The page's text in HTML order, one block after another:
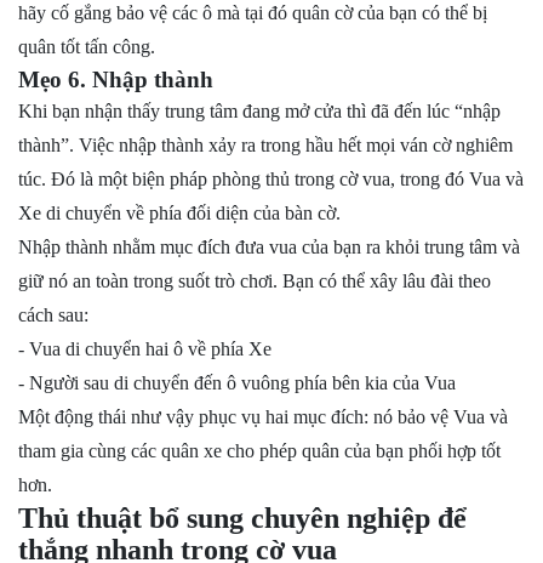
hãy cố gắng bảo vệ các ô mà tại đó quân cờ của bạn có thể bị
quân tốt tấn công.
Mẹo 6. Nhập thành
Khi bạn nhận thấy trung tâm đang mở cửa thì đã đến lúc “nhập
thành”. Việc nhập thành xảy ra trong hầu hết mọi ván cờ nghiêm
túc. Đó là một biện pháp phòng thủ trong cờ vua, trong đó Vua và
Xe di chuyển về phía đối diện của bàn cờ.
Nhập thành nhằm mục đích đưa vua của bạn ra khỏi trung tâm và
giữ nó an toàn trong suốt trò chơi. Bạn có thể xây lâu đài theo
cách sau:
- Vua di chuyển hai ô về phía Xe
- Người sau di chuyển đến ô vuông phía bên kia của Vua
Một động thái như vậy phục vụ hai mục đích: nó bảo vệ Vua và
tham gia cùng các quân xe cho phép quân của bạn phối hợp tốt
hơn.
Thủ thuật bổ sung chuyên nghiệp để
thắng nhanh trong cờ vua